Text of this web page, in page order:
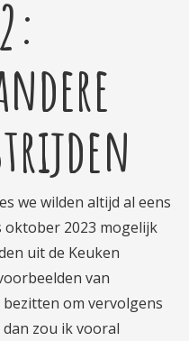
we wilden altijd al eens
oktober 2023 mogelijk
uit de Keuken
van
om vervolgens
zou ik vooral